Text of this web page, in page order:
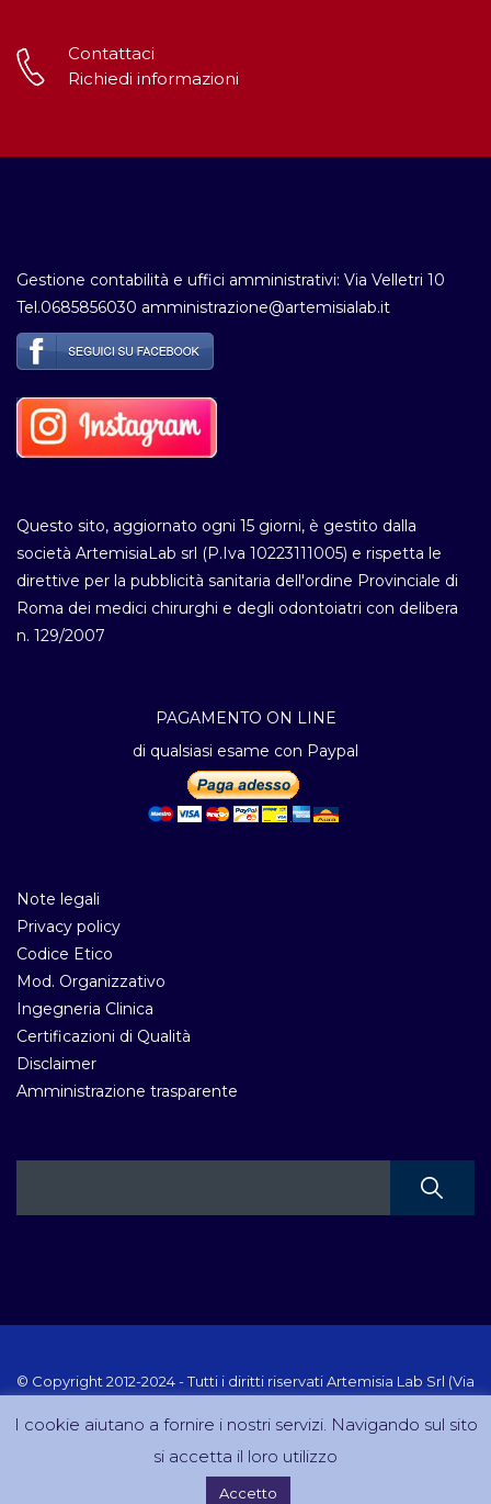
Contattaci
Richiedi informazioni
Gestione contabilità e uffici amministrativi: Via Velletri 10
Tel.0685856030 amministrazione@artemisialab.it
Questo sito, aggiornato ogni 15 giorni, è gestito dalla
società ArtemisiaLab srl (P.Iva 10223111005) e rispetta le
direttive per la pubblicità sanitaria dell'ordine Provinciale di
Roma dei medici chirurghi e degli odontoiatri con delibera
n. 129/2007
PAGAMENTO ON LINE
di qualsiasi esame con Paypal
Note legali
Privacy policy
Codice Etico
Mod. Organizzativo
Ingegneria Clinica
Certificazioni di Qualità
Disclaimer
Amministrazione trasparente
© Copyright 2012-2024 - Tutti i diritti riservati Artemisia Lab Srl (Via
DreamCom.it
I cookie aiutano a fornire i nostri servizi. Navigando sul sito
si accetta il loro utilizzo
Accetto